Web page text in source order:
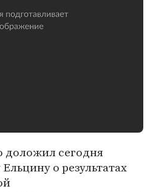
сегодня
о результатах